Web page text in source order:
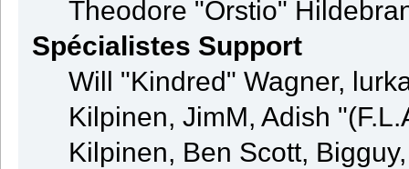
Theodore "Orstio"
Spécialistes Support
Will "Kindred" Wagner,
Kilpinen, JimM, Adish
Kilpinen, Ben Scott,